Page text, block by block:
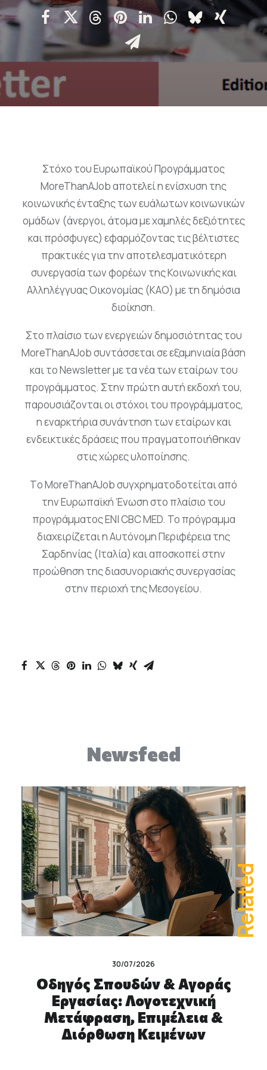
Επικοινωνία
Ευκαιρίες Καριέρας
Voucher
Στόχο του Ευρωπαϊκού Προγράμματος
MoreThanAJob αποτελεί η ενίσχυση της
κοινωνικής ένταξης των ευάλωτων κοινωνικών
ομάδων (άνεργοι, άτομα με χαμηλές δεξιότητες
και πρόσφυγες) εφαρμόζοντας τις βέλτιστες
πρακτικές για την αποτελεσματικότερη
συνεργασία των φορέων της Κοινωνικής και
Αλληλέγγυας Οικονομίας (ΚΑΟ) με τη δημόσια
διοίκηση.
Στο πλαίσιο των ενεργειών δημοσιότητας του
MoreThanAJob συντάσσεται σε εξαμηνιαία βάση
και το Newsletter με τα νέα των εταίρων του
προγράμματος. Στην πρώτη αυτή εκδοχή του,
παρουσιάζονται οι στόχοι του προγράμματος,
η εναρκτήρια συνάντηση των εταίρων και
ενδεικτικές δράσεις που πραγματοποιήθηκαν
στις χώρες υλοποίησης.
Tο MoreThanAJob συγχρηματοδοτείται από
την Ευρωπαϊκή Ένωση στο πλαίσιο του
προγράμματος ENI CBC MED. Το πρόγραμμα
διαχειρίζεται η Αυτόνομη Περιφέρεια της
Σαρδηνίας (Ιταλία) και αποσκοπεί στην
προώθηση της διασυνοριακής συνεργασίας
στην περιοχή της Μεσογείου.
Newsfeed
30/07/2026
Οδηγός Σπουδών & Αγοράς
Εργασίας: Λογοτεχνική
Μετάφραση, Επιμέλεια &
Διόρθωση Κειμένων
Related